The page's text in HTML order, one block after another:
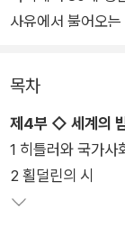
사유에서 불어오
니다.”
현대 서양 철학을
야 하는 고개이며
언어는 일반 독자
는다.
목차
제4부 ◇ 세계의
1 히틀러와 국가사
2 횔덜린의 시